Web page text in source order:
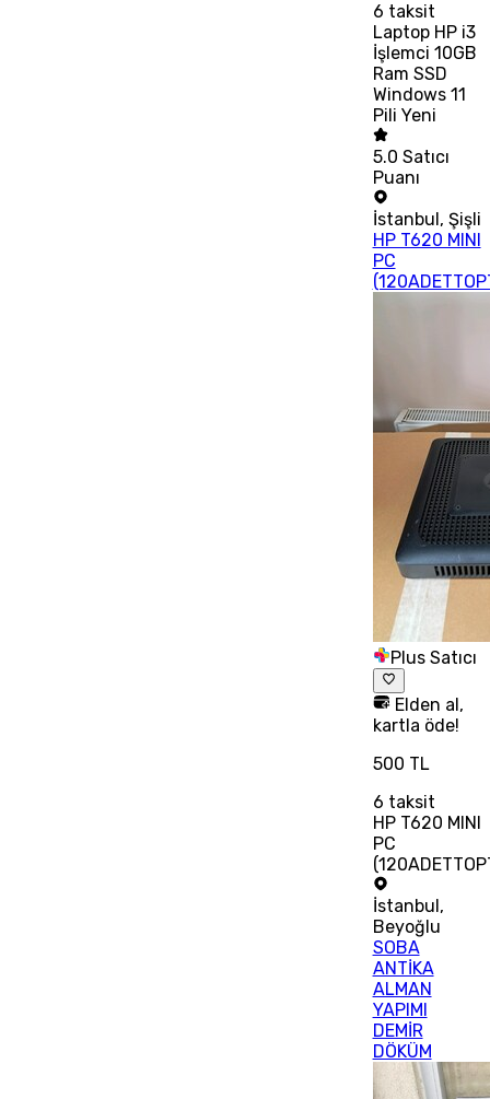
6 taksit
Laptop HP i3
İşlemci 10GB
Ram SSD
Windows 11
Pili Yeni
5.0 Satıcı
Puanı
İstanbul , Şişli
HP T620 MINI
PC
Plus Satıcı
Elden al,
kartla öde!
500 TL
6 taksit
HP T620 MINI
PC
İstanbul,
Beyoğlu
SOBA
ANTİKA
ALMAN
YAPIMI
DEMİR
DÖKÜM